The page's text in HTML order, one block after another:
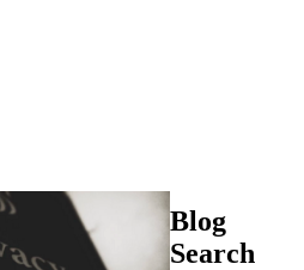
Blog
Search